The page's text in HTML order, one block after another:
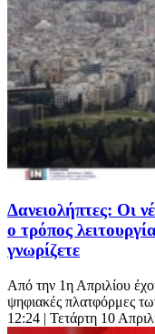
Δανειολήπτες: Οι
ο τρόπος
γνωρίζετε
Από την 1η Απριλίου
ψηφιακές πλατφόρμες
12:24 | Τετάρτη 10